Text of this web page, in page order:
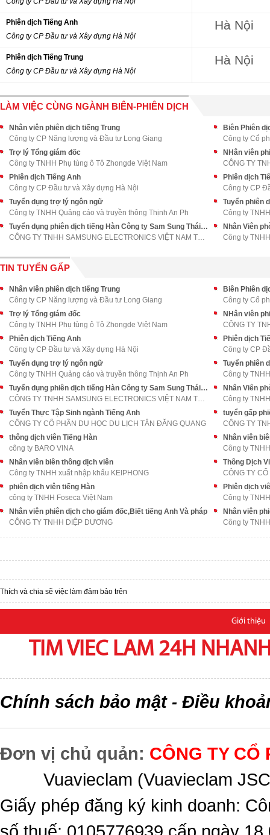
Phiên dịch Tiếng Anh
Công ty CP Đầu tư và Xây dựng Hà Nội
Hà Nội
Phiên dịch Tiếng Trung
Công ty CP Đầu tư và Xây dựng Hà Nội
Hà Nội
LÀM VIỆC CÙNG NGÀNH BIÊN-PHIÊN DỊCH
Nhân viên phiên dịch tiếng Trung
Công ty CP Năng lượng và Đầu tư Long Giang
Biên Phiên
Công ty Cổ
Trợ lý Tổng giám đốc
Công ty TNHH Phụ tùng ô Tô Zhongde Việt Nam
NHân viên
CÔNG TY
Phiên dịch Tiếng Anh
Công ty CP Đầu tư và Xây dựng Hà Nội
Phiên dịch
Công ty CP
Tuyển dụng trợ lý ngôn ngữ
Công ty TNHH Quảng cáo và truyền thông Thịnh An Ph
Tuyển phiên
Công ty
Tuyển dụng phiên dịch tiếng Hàn Công ty Sam Sung Thái Nguyên
CÔNG TY TNHH SAMSUNG ELECTRONICS VIỆT NAM THÁI NGU
Nhân Viên
Công ty
TIN TUYỂN GẤP
Nhân viên phiên dịch tiếng Trung
Công ty CP Năng lượng và Đầu tư Long Giang
Biên Phiên
Công ty Cổ
Trợ lý Tổng giám đốc
Công ty TNHH Phụ tùng ô Tô Zhongde Việt Nam
NHân viên
CÔNG TY
Phiên dịch Tiếng Anh
Công ty CP Đầu tư và Xây dựng Hà Nội
Phiên dịch
Công ty CP
Tuyển dụng trợ lý ngôn ngữ
Công ty TNHH Quảng cáo và truyền thông Thịnh An Ph
Tuyển phiên
Công ty
Tuyển dụng phiên dịch tiếng Hàn Công ty Sam Sung Thái Nguyên
CÔNG TY TNHH SAMSUNG ELECTRONICS VIỆT NAM THÁI NGU
Nhân Viên
Công ty
Tuyển Thực Tập Sinh ngành Tiếng Anh
CÔNG TY CỔ PHẦN DU HỌC DU LỊCH TÂN ĐĂNG QUANG
tuyển gấp
CÔNG TY
thông dịch viên Tiếng Hàn
công ty BARO VINA
Nhân viên
Công ty
Nhân viên biên thông dịch viên
Công ty TNHH xuất nhập khẩu KEIPHONG
Thông Dịch
CÔNG TY
phiên dịch viên tiếng Hàn
công ty TNHH Foseca Việt Nam
Phiên dịch
Công ty
Nhân viên phiên dịch cho giám đốc,Biết tiếng Anh Và pháp
CÔNG TY TNHH DIỆP DƯƠNG
Nhân viên
Công ty
Thích và chia sẽ việc làm đảm bảo trên
Giới thiệu
TIM VIEC LAM 24H
Chính sách bảo mật- Điều
Đơn vị chủ quản: CÔNG TY CỔ
Vuavieclam (Vuavieclam
Giấy phép đăng ký kinh doanh: